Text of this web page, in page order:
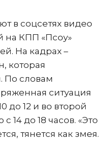
в соцсетях видео
на КПП «Псоу»
На кадрах –
которая
По словам
ситуация
до 12 и во второй
14 до 18 часов. «Это
тянется как змея.